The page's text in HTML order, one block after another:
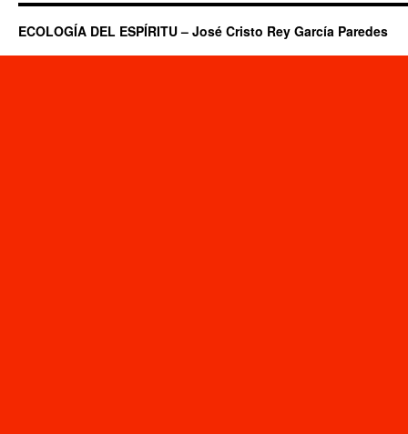
ECOLOGÍA DEL ESPÍRITU – José Cristo Rey García Paredes